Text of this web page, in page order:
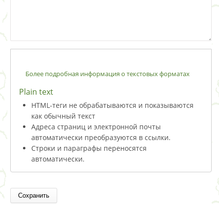
Более подробная информация о текстовых форматах
Plain text
HTML-теги не обрабатываются и показываются
как обычный текст
Адреса страниц и электронной почты
автоматически преобразуются в ссылки.
Строки и параграфы переносятся
автоматически.